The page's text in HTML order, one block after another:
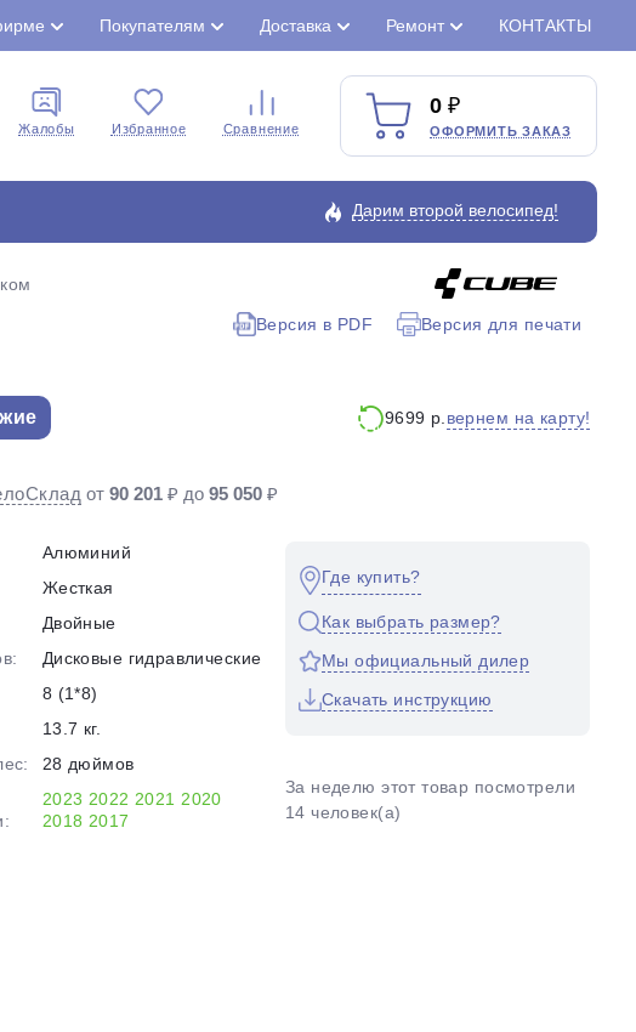
Покупателям Доставка Ремонт КОНТАКТЫ
Жалобы Избранное Сравнение
0
ОФОРМИТЬ ЗАКАЗ
Дарим второй велосипед!
Версия в PDF Версия для печати
9699 р. вернем на карту!
от90 201 ₽ до95 050 ₽
Алюминий
Жесткая
Двойные
Дисковые гидравлические
8 (1*8)
13.7 кг.
28 дюймов
2023 2022 2021 2020
2018 2017
Где купить?
Как выбрать размер?
Мы официальный дилер
Скачать инструкцию
За неделю этот товар посмотрели
14 человек(а)